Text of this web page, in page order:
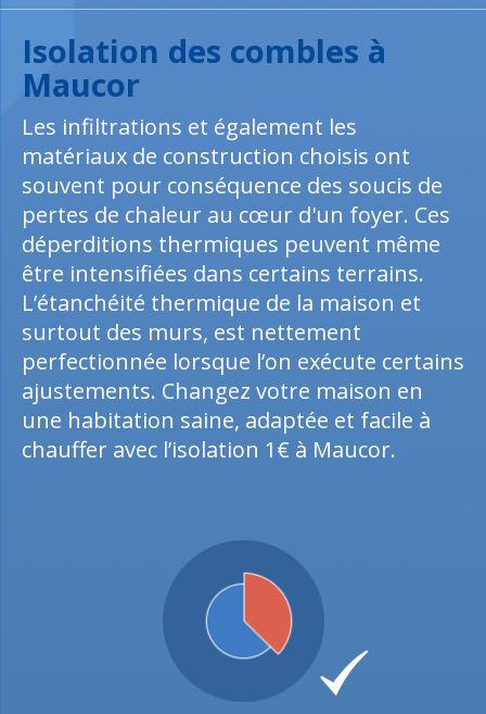
Isolation des combles à
Maucor
Les infiltrations et également les
matériaux de construction choisis ont
souvent pour conséquence des soucis de
pertes de chaleur au cœur d'un foyer. Ces
déperditions thermiques peuvent même
être intensifiées dans certains terrains.
L’étanchéité thermique de la maison et
surtout des murs, est nettement
perfectionnée lorsque l’on exécute certains
ajustements. Changez votre maison en
une habitation saine, adaptée et facile à
chauffer avec l’isolation 1€ à Maucor.